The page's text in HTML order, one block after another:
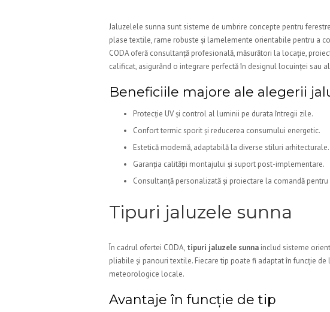
Jaluzelele sunna sunt sisteme de umbrire concepte pentru
plase textile, rame robuste și lamelemente orientabile pentru a
CODA oferă consultanță profesională, măsurători la locație,
calificat, asigurând o integrare perfectă în designul locuinței sau
Beneficiile majore ale alegerii
Protecție UV și control al luminii pe durata întregii zile.
Confort termic sporit și reducerea consumului energetic.
Estetică modernă, adaptabilă la diverse stiluri arhitecturale.
Garanția calității montajului și suport post-implementare.
Consultanță personalizată și proiectare la comandă
Tipuri jaluzele sunna
În cadrul ofertei CODA, tipuri jaluzele sunna includ sisteme
pliabile și panouri textile. Fiecare tip poate fi adaptat în funcție
meteorologice locale.
Avantaje în funcție de tip